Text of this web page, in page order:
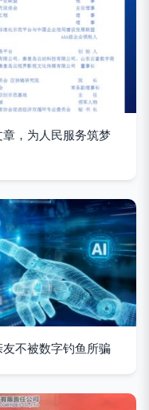
，为人民服务筑梦
不被数字钓鱼所骗